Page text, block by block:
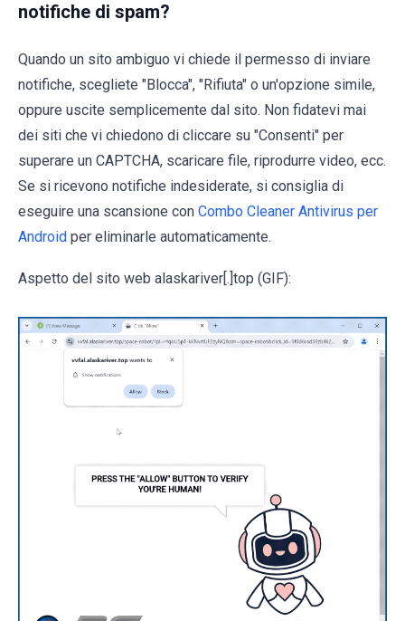
notifiche di spam?
Quando un sito ambiguo vi chiede il permesso di inviare
notifiche, scegliete "Blocca", "Rifiuta" o un'opzione simile,
oppure uscite semplicemente dal sito. Non fidatevi mai
dei siti che vi chiedono di cliccare su "Consenti" per
superare un CAPTCHA, scaricare file, riprodurre video, ecc.
Se si ricevono notifiche indesiderate, si consiglia di
eseguire una scansione con Combo Cleaner Antivirus per
Android per eliminarle automaticamente.
Aspetto del sito web alaskariver[.]top (GIF):